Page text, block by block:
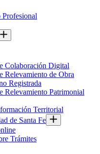
Profesional
Colaboración Digital
Relevamiento de Obra
Registrada
Relevamiento Patrimonial
Territorial
de Santa Fe
Trámites